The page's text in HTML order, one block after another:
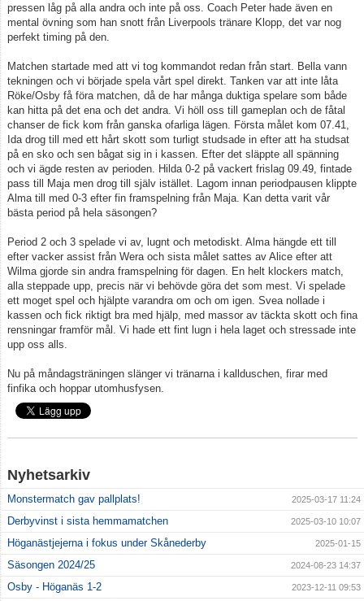
pressen låg på alla andra och inte på oss. Coach Peter hade även en
mental övning som han snott från Liverpools tränare Klopp, det var nog
perfekt timing på den.
Matchen startade med att vi tog kommandot redan från start. Bella vann
tekningen och vi började spela vårt spel direkt. Tanken var att inte låta
Röke/Osby få föra matchen, då de har många duktiga spelare som både
kan hitta på det ena och det andra. Vi höll oss till gameplan och de fåtal
chanser de fick kom från ganska ofarliga lägen. Första målet kom 07.41,
Ida drog till med ett hårt skott som turligt studsade in efter att ha studsat
på en sko och sen bågat sig in i kassen. Efter det släppte all spänning
och vi ägde resten av perioden. Hilda 0-2 på vackert frislag 09.49, fintade
pass till Maja men drog till själv istället. Lagom innan periodpausen klippte
Alma till med 0-3 efter fin framspelning från Maja. Kan detta varit vår
bästa period på hela säsongen?
Period 2 och 3 spelade vi av, lugnt och metodiskt. Alma hängde ett till
efter vacker assist från Wera och sista målet sattes av Alice efter att
Wilma gjorde sin andra framspelning för dagen. En helt klockers match,
alla steppade upp, precis när vi behövde göra det som mest. Vi spelade
ett moget spel och hjälpte varandra om och om igen. Svea nollade i
kassen och fick riktigt bra med hjälp, med massor av täckta skott och fina
rensningar framför mål. Vi hade ett fint lugn i hela laget och stressade inte
upp oss alls.
Nu på måndagsträningen slänger vi tränarna i kallduschen, firar med
finfika och hoppar utomhusfysen.
Nyhetsarkiv
Monstermatch gav pallplats! 2025-03-17 11:24
Derbyvinst i sista hemmamatchen 2025-03-10 10:07
Höganästjejerna i fokus under Skånederby 2025-01-15
Säsongen 2024/25 2024-08-23 14:37
Osby - Höganäs 1-2 2023-12-11 09:53